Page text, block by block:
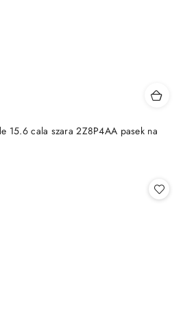
15.6 cala szara 2Z8P4AA pasek na